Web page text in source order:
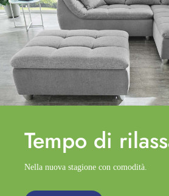
Tempo di
Nella nuova stagione con comodità.